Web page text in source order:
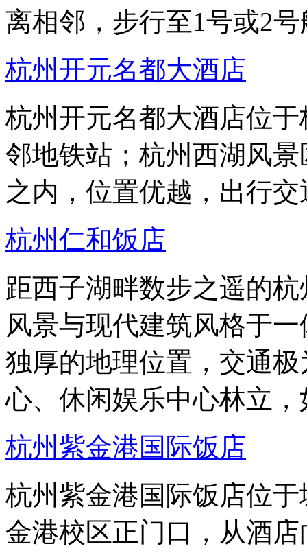
离相邻，步行至1号或2
杭州开元名都大酒店
杭州开元名都大酒店位
邻地铁站；杭州西湖风
之内，位置优越，出行
杭州仁和饭店
距西子湖畔数步之遥的
风景与现代建筑风格于
独厚的地理位置，交通
心、休闲娱乐中心林立
杭州紫金港国际饭店
杭州紫金港国际饭店位
金港校区正门口，从酒